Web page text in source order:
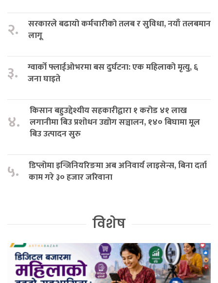
२.
सरकारले बढायो कर्मचारीको तलब र सुविधा, नयाँ तलबमान
लागू
३.
ग्वार्को फ्लाईओभरमा बस दुर्घटना: एक महिलाको मृत्यु, ६
जना घाइते
४.
किसान बहुउद्देश्यीय सहकारीद्वारा १ करोड ४१ लाख
लगानीमा बिउ प्रशोधन उद्योग सञ्चालन, १४० बिघामा मूल
बिउ उत्पादन सुरु
५.
डिप्लोमा इन्जिनियरिङमा अब अनिवार्य लाइसेन्स, बिना दर्ता
काम गरे ३० हजार जरिवाना
विशेष